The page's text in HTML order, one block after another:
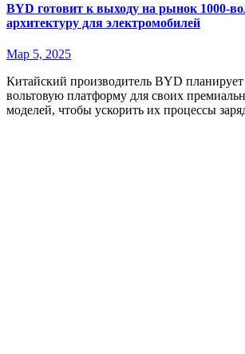
BYD готовит к выходу на рынок 1000-
архитектуру для электромобилей
Мар 5, 2025
Китайский производитель BYD планирует запустить 1000-
вольтовую платформу для своих
моделей, чтобы ускорить их процессы